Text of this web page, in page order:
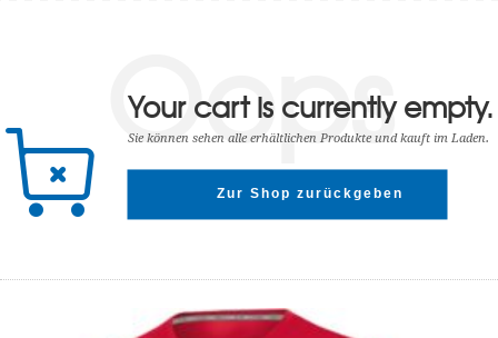
Oops
Your cart is currently empty.
Sie können sehen alle erhältlichen Produkte und kauft im Laden.
Zur Shop zurückgeben